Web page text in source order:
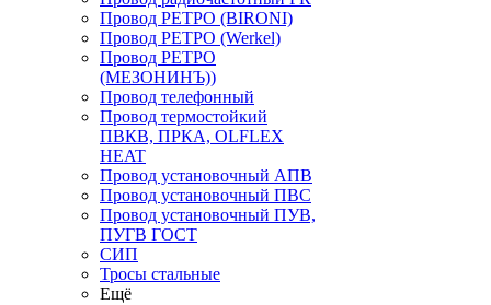
Провод РЕТРО (BIRONI)
Провод РЕТРО (Werkel)
Провод РЕТРО
(МЕЗОНИНЪ))
Провод телефонный
Провод термостойкий
ПВКВ, ПРКА, OLFLEX
HEAT
Провод установочный АПВ
Провод установочный ПВС
Провод установочный ПУВ,
ПУГВ ГОСТ
СИП
Тросы стальные
Ещё